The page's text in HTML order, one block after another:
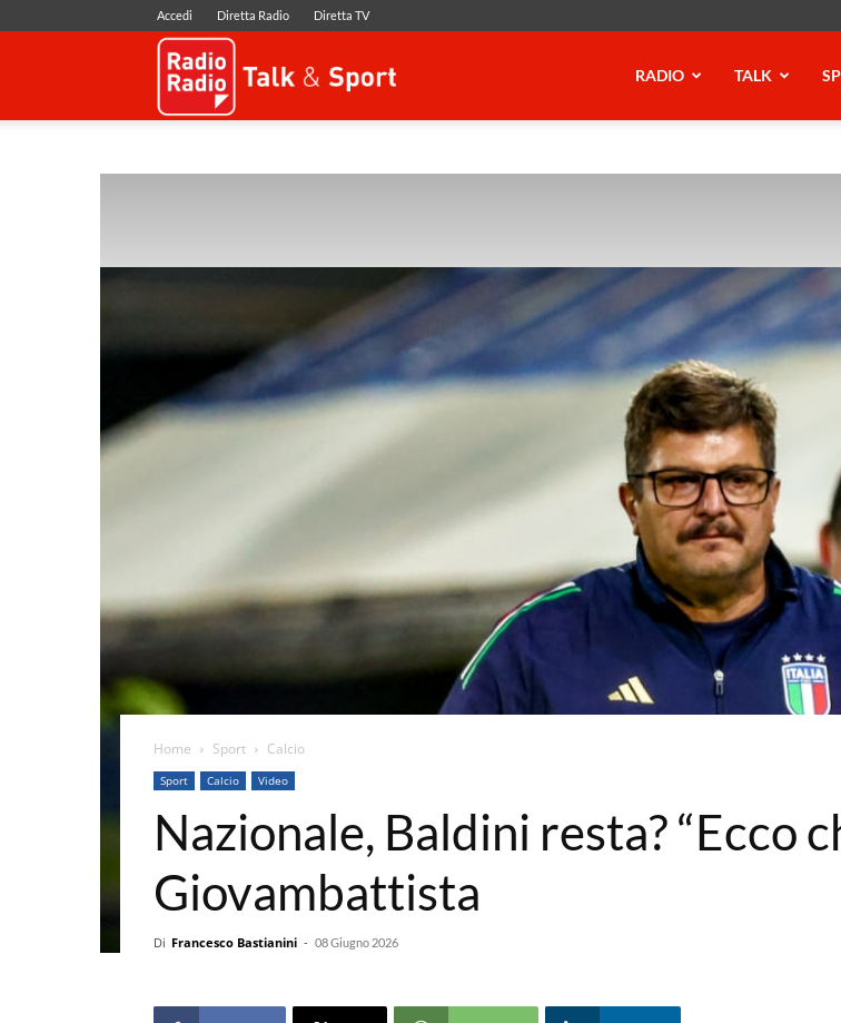
Accedi Diretta Radio Diretta TV
RADIO TALK
Home Sport Calcio
Sport Calcio Video
Nazionale, Baldini resta? “Ecco
Giovambattista
Di Francesco Bastianini - 08 Giugno 2026